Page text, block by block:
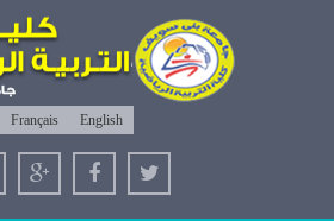
English
Français